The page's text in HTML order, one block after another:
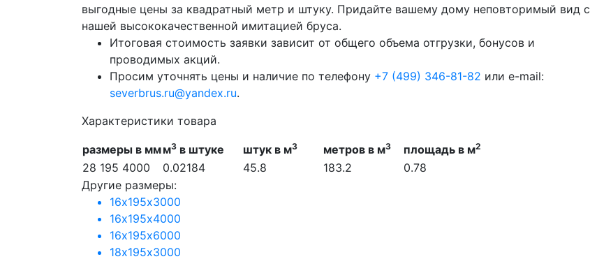
выгодные цены за квадратный метр и штуку. Придайте вашему дому неповторимый вид с
нашей высококачественной имитацией бруса.
Итоговая стоимость заявки зависит от общего объема отгрузки, бонусов и
проводимых акций.
Просим уточнять цены и наличие по телефону +7 (499) 346-81-82 или e-mail:
severbrus.ru@yandex.ru.
Характеристики товара
размеры в ммм3 в штуке штук в м3 метров в м3 площадь в м2
28 195 4000 0.02184 45.8 183.2
0.78
Другие размеры:
16х195х3000
16х195х4000
16х195х6000
18х195х3000